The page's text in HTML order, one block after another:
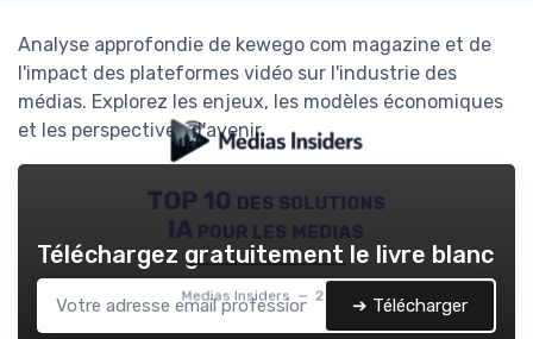
Analyse approfondie de kewego com magazine et de
l'impact des plateformes vidéo sur l'industrie des
médias. Explorez les enjeux, les modèles économiques
et les perspectives d'avenir.
TOP 10 des solutions
IA pour les medias
Medias Insiders — 2026
Téléchargez gratuitement le livre blanc
➔ Télécharger